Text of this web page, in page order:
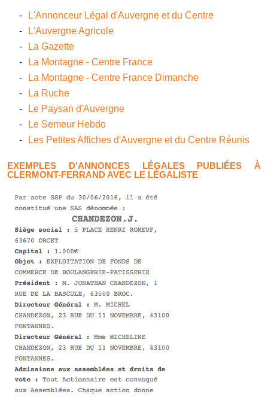
L'Annonceur Légal d'Auvergne et du Centre
L'Auvergne Agricole
La Gazette
La Montagne - Centre France
La Montagne - Centre France Dimanche
La Ruche
Le Paysan d'Auvergne
Le Semeur Hebdo
Les Petites Affiches d'Auvergne et du Centre Réunis
EXEMPLES D'ANNONCES LÉGALES PUBLIÉES À
CLERMONT-FERRAND AVEC LE LÉGALISTE